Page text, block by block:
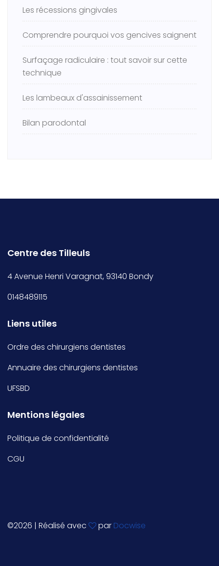
Les récessions gingivales
Comprendre pourquoi vos gencives saignent
Surfaçage radiculaire : tout savoir sur cette
technique
Les lambeaux d'assainissement
Bilan parodontal
Centre des Tilleuls
4 Avenue Henri Varagnat, 93140 Bondy
0148489115
Liens utiles
Ordre des chirurgiens dentistes
Annuaire des chirurgiens dentistes
UFSBD
Mentions légales
Politique de confidentialité
CGU
©2026 | Réalisé avec par Docwise